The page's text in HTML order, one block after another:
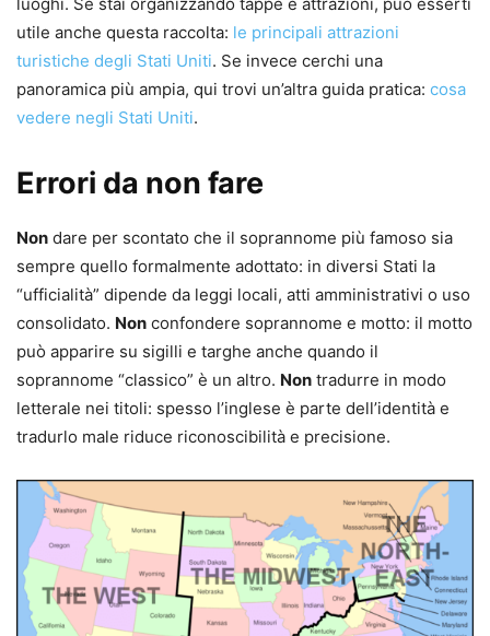
utile anche questa raccolta: le principali attrazioni
turistiche degli Stati Uniti. Se invece cerchi una
panoramica più ampia, qui trovi un’altra guida pratica: cosa
vedere negli Stati Uniti.
Errori da non fare
Non dare per scontato che il soprannome più famoso sia
sempre quello formalmente adottato: in diversi Stati la
“ufficialità” dipende da leggi locali, atti amministrativi o uso
consolidato. Non confondere soprannome e motto: il motto
può apparire su sigilli e targhe anche quando il
soprannome “classico” è un altro. Non tradurre in modo
letterale nei titoli: spesso l’inglese è parte dell’identità e
tradurlo male riduce riconoscibilità e precisione.